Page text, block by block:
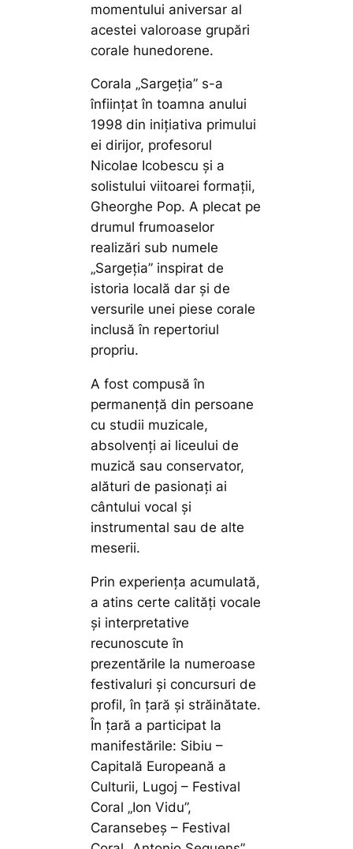
momentului aniversar al
acestei valoroase grupări
corale hunedorene.
Corala „Sargeția” s-a
înființat în toamna anului
1998 din inițiativa primului
ei dirijor, profesorul
Nicolae Icobescu și a
solistului viitoarei formații,
Gheorghe Pop. A plecat pe
drumul frumoaselor
realizări sub numele
„Sargeția” inspirat de
istoria locală dar și de
versurile unei piese corale
inclusă în repertoriul
propriu.
A fost compusă în
permanență din persoane
cu studii muzicale,
absolvenți ai liceului de
muzică sau conservator,
alături de pasionați ai
cântului vocal și
instrumental sau de alte
meserii.
Prin experiența acumulată,
a atins certe calități vocale
și interpretative
recunoscute în
prezentările la numeroase
festivaluri și concursuri de
profil, în țară și străinătate.
În țară a participat la
manifestările: Sibiu –
Capitală Europeană a
Culturii, Lugoj – Festival
Coral „Ion Vidu”,
Caransebeș – Festival